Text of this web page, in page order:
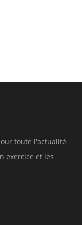
toute l'actualité
exercice et les